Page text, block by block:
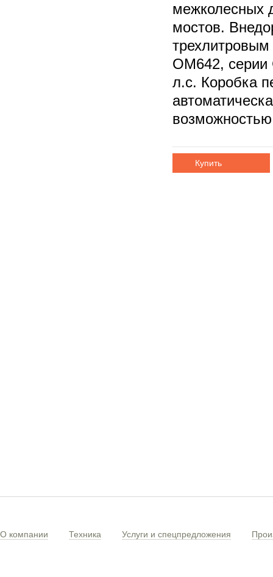
межколесных
мостов.
ОМ642, серии
л.с. Коробка
Купить
О компании Техника Услуги и спецпредложения